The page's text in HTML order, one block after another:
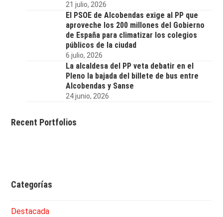
21 julio, 2026
El PSOE de Alcobendas exige al PP que
aproveche los 200 millones del Gobierno
de España para climatizar los colegios
públicos de la ciudad
6 julio, 2026
La alcaldesa del PP veta debatir en el
Pleno la bajada del billete de bus entre
Alcobendas y Sanse
24 junio, 2026
Recent Portfolios
Categorías
Destacada